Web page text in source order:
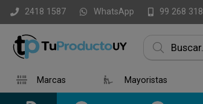
2418 1587 WhatsApp 99 268 318
Marcas Mayoristas